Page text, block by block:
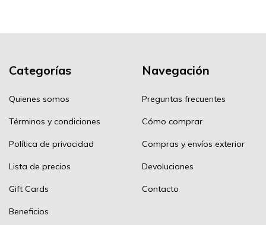
Categorías
Quienes somos
Términos y condiciones
Política de privacidad
Lista de precios
Gift Cards
Beneficios
Navegación
Preguntas frecuentes
Cómo comprar
Compras y envíos exterior
Devoluciones
Contacto